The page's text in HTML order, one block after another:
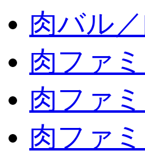
肉バル
肉ファ
肉ファ
肉ファ